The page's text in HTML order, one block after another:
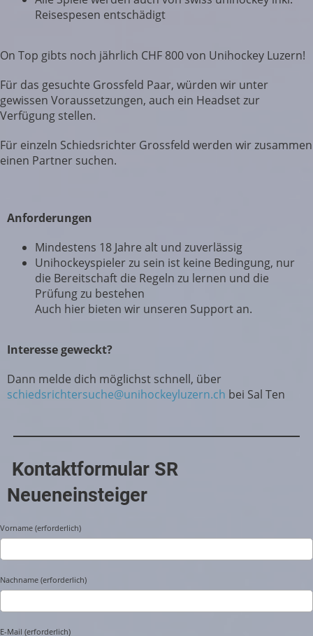
Reisespesen entschädigt
On Top gibts noch jährlich CHF 800 von Unihockey Luzern!
Für das gesuchte Grossfeld Paar, würden wir unter
gewissen Voraussetzungen, auch ein Headset zur
Verfügung stellen.
Für einzeln Schiedsrichter Grossfeld werden wir zusammen
einen Partner suchen.
Anforderungen
Mindestens 18 Jahre alt und zuverlässig
Unihockeyspieler zu sein ist keine Bedingung, nur
die Bereitschaft die Regeln zu lernen und die
Prüfung zu bestehen
Auch hier bieten wir unseren Support an.
Interesse geweckt?
Dann melde dich möglichst schnell, über
schiedsrichtersuche@unihockeyluzern.ch bei Sal Ten
Kontaktformular SR
Neueneinsteiger
Vorname (erforderlich)
Nachname (erforderlich)
E-Mail (erforderlich)